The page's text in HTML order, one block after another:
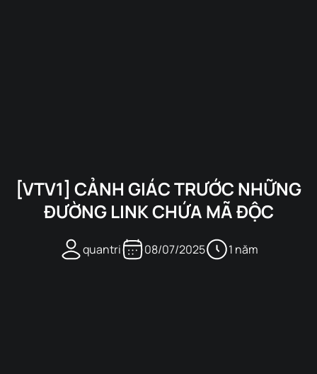
[VTV1] CẢNH GIÁC TRƯỚC NHỮNG
ĐƯỜNG LINK CHỨA MÃ ĐỘC
quantri 08/07/2025 1 năm